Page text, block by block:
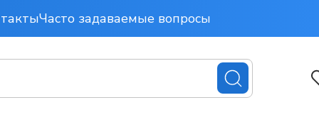
Часто задаваемые вопросы